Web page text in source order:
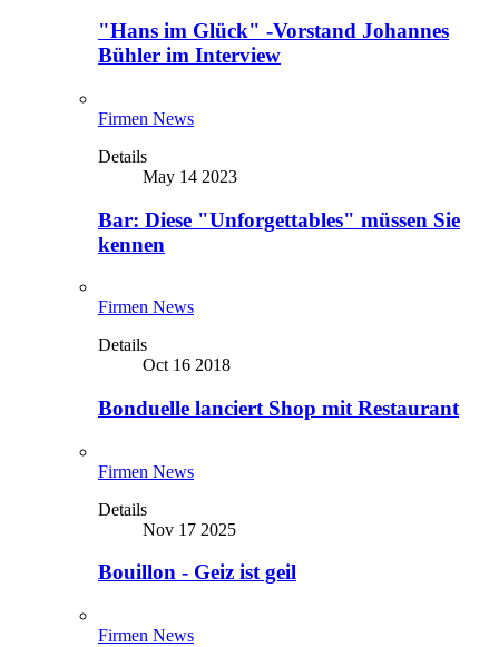
"Hans im Glück" -Vorstand Johannes
Bühler im Interview
Firmen News
Details
May 14 2023
Bar: Diese "Unforgettables" müssen Sie
kennen
Firmen News
Details
Oct 16 2018
Bonduelle lanciert Shop mit Restaurant
Firmen News
Details
Nov 17 2025
Bouillon - Geiz ist geil
Firmen News